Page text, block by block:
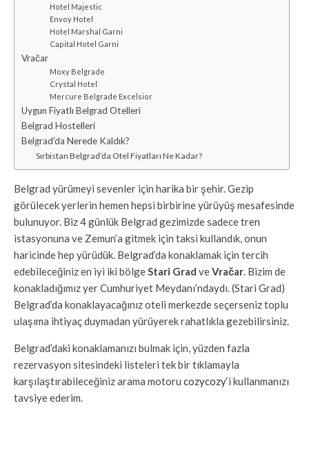
Hotel Majestic
Envoy Hotel
Hotel Marshal Garni
Capital Hotel Garni
Vračar
Moxy Belgrade
​​Crystal Hotel
Mercure Belgrade Excelsior
Uygun Fiyatlı Belgrad Otelleri
Belgrad Hostelleri
Belgrad’da Nerede Kaldık?
Sırbistan Belgrad’da Otel Fiyatları Ne Kadar?
Belgrad yürümeyi sevenler için harika bir şehir. Gezip
görülecek yerlerin hemen hepsi birbirine yürüyüş mesafesinde
bulunuyor. Biz 4 günlük Belgrad gezimizde sadece tren
istasyonuna ve Zemun’a gitmek için taksi kullandık, onun
haricinde hep yürüdük. Belgrad’da konaklamak için tercih
edebileceğiniz en iyi iki bölgeStari Grad veVračar. Bizim de
konakladığımız yer Cumhuriyet Meydanı’ndaydı. (Stari Grad)
Belgrad’da konaklayacağınız oteli merkezde seçerseniz toplu
ulaşıma ihtiyaç duymadan yürüyerek rahatlıkla gezebilirsiniz.
Belgrad’daki konaklamanızı bulmak için, yüzden fazla
rezervasyon sitesindeki listeleri tek bir tıklamayla
karşılaştırabileceğiniz arama motoru cozycozy‘i kullanmanızı
tavsiye ederim.